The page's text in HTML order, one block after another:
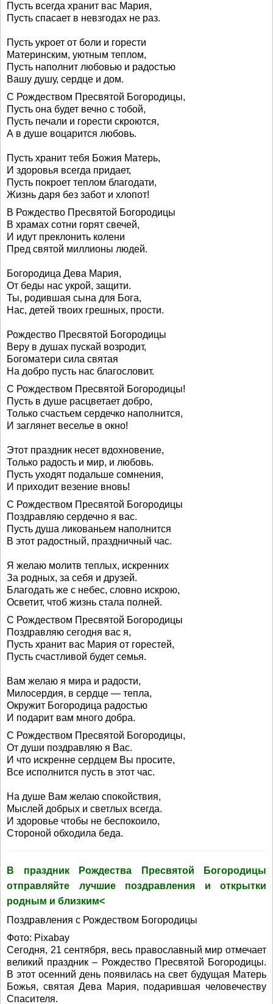
Пусть всегда хранит вас Мария,
Пусть спасает в невзгодах не раз.
Пусть укроет от боли и горести
Материнским, уютным теплом,
Пусть наполнит любовью и радостью
Вашу душу, сердце и дом.
С Рождеством Пресвятой Богородицы,
Пусть она будет вечно с тобой,
Пусть печали и горести скроются,
А в душе воцарится любовь.
Пусть хранит тебя Божия Матерь,
И здоровья всегда придает,
Пусть покроет теплом благодати,
Жизнь даря без забот и хлопот!
В Рождество Пресвятой Богородицы
В храмах сотни горят свечей,
И идут преклонить колени
Пред святой миллионы людей.
Богородица Дева Мария,
От беды нас укрой, защити.
Ты, родившая сына для Бога,
Нас, детей твоих грешных, прости.
Рождество Пресвятой Богородицы
Веру в душах пускай возродит,
Богоматери сила святая
На добро пусть нас благословит.
С Рождеством Пресвятой Богородицы!
Пусть в душе расцветает добро,
Только счастьем сердечко наполнится,
И заглянет веселье в окно!
Этот праздник несет вдохновение,
Только радость и мир, и любовь.
Пусть уходят подальше сомнения,
И приходит везение вновь!
С Рождеством Пресвятой Богородицы
Поздравляю сердечно я вас.
Пусть душа ликованьем наполнится
В этот радостный, праздничный час.
Я желаю молитв теплых, искренних
За родных, за себя и друзей.
Благодать же с небес, словно искрою,
Осветит, чтоб жизнь стала полней.
С Рождеством Пресвятой Богородицы
Поздравляю сегодня вас я,
Пусть хранит вас Мария от горестей,
Пусть счастливой будет семья.
Вам желаю я мира и радости,
Милосердия, в сердце — тепла,
Окружит Богородица радостью
И подарит вам много добра.
С Рождеством Пресвятой Богородицы,
От души поздравляю я Вас.
И что искренне сердцем Вы просите,
Все исполнится пусть в этот час.
На душе Вам желаю спокойствия,
Мыслей добрых и светлых всегда.
И здоровье чтобы не беспокоило,
Стороной обходила беда.
В праздник Рождества Пресвятой Богородицы
отправляйте лучшие поздравления и открытки
родным и близким<
Поздравления с Рождеством Богородицы
Фото: Pixabay
Сегодня, 21 сентября, весь православный мир отмечает
великий праздник – Рождество Пресвятой Богородицы.
В этот осенний день появилась на свет будущая Матерь
Божья, святая Дева Мария, подарившая человечеству
Спасителя.